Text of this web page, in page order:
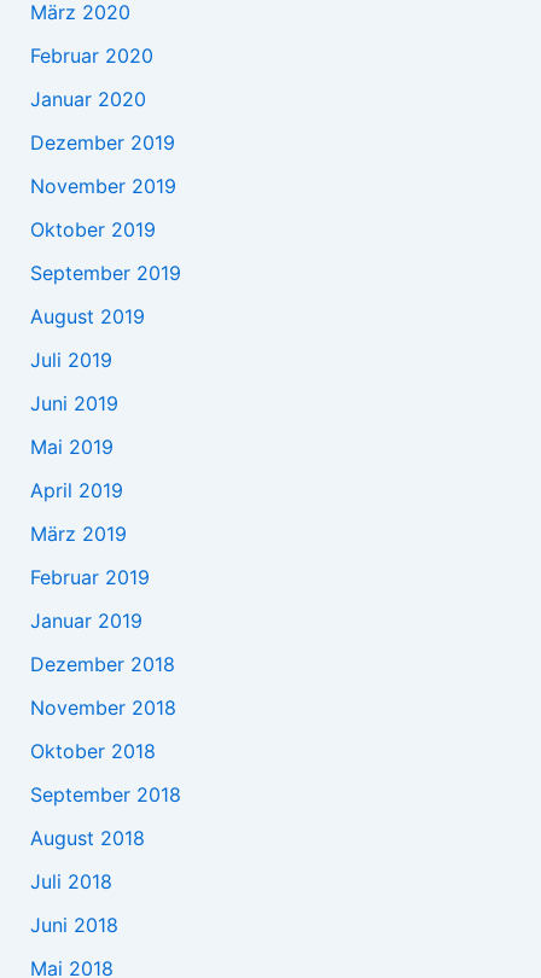
März 2020
Februar 2020
Januar 2020
Dezember 2019
November 2019
Oktober 2019
September 2019
August 2019
Juli 2019
Juni 2019
Mai 2019
April 2019
März 2019
Februar 2019
Januar 2019
Dezember 2018
November 2018
Oktober 2018
September 2018
August 2018
Juli 2018
Juni 2018
Mai 2018